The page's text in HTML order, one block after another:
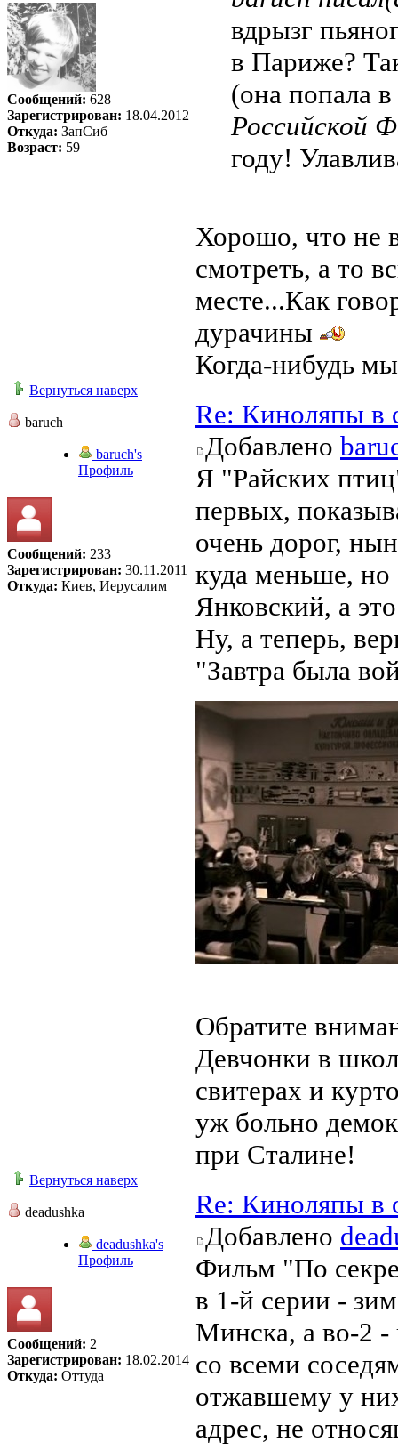
Сообщений: 628
Зарегистрирован: 18.04.2012
Откуда: ЗапСиб
Возраст: 59
вдрызг
в Париже?
(она попала
Российской
году!
Хорошо, что не
смотреть, а то
месте...Как
дурачины
Когда-нибудь
Вернуться наверх
baruch
baruch's
Профиль
Сообщений: 233
Зарегистрирован: 30.11.2011
Откуда: Киев, Иерусалим
Re: Киноляпы в
Добавлено
Я "Райских
первых,
очень дорог,
куда меньше, но
Янковский, а
Ну, а теперь,
"Завтра была
Обратите
Девчонки в
свитерах и
уж больно
при Сталине!
Вернуться наверх
deadushka
deadushka's
Профиль
Сообщений: 2
Зарегистрирован: 18.02.2014
Откуда: Оттуда
Re: Киноляпы в
Добавлено
Фильм "По
в 1-й серии -
Минска, а во-2 -
со всеми
отжавшему у
адрес, не